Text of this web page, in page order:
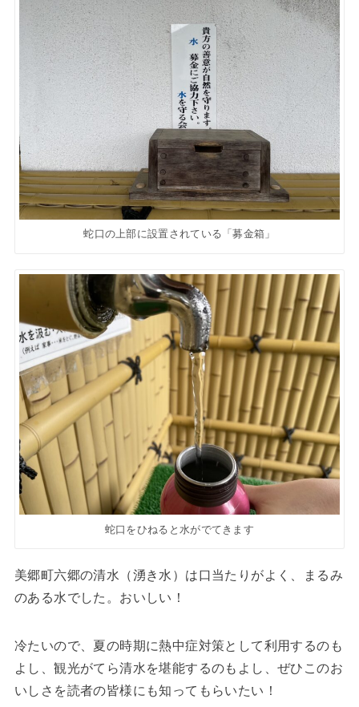
蛇口の上部に設置されている「募金箱」
蛇口をひねると水がでてきます
美郷町六郷の清水（湧き水）は口当たりがよく、まるみ
のある水でした。おいしい！
冷たいので、夏の時期に熱中症対策として利用するのも
よし、観光がてら清水を堪能するのもよし、ぜひこのお
いしさを読者の皆様にも知ってもらいたい！